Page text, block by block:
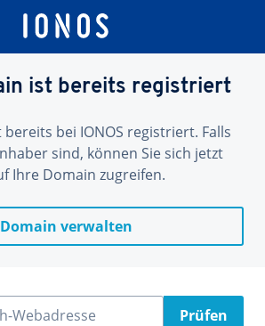
ist bereits registriert
bei IONOS registriert. Falls
sind, können Sie sich jetzt
Ihre Domain zugreifen.
Domain verwalten
Webadresse Prüfen